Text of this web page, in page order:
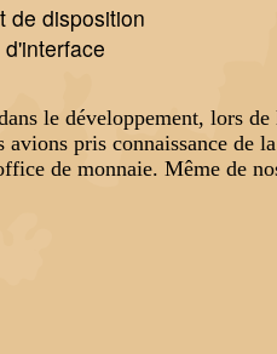
de disposition
d'interface
le développement, lors de
pris connaissance de
de monnaie. Même de